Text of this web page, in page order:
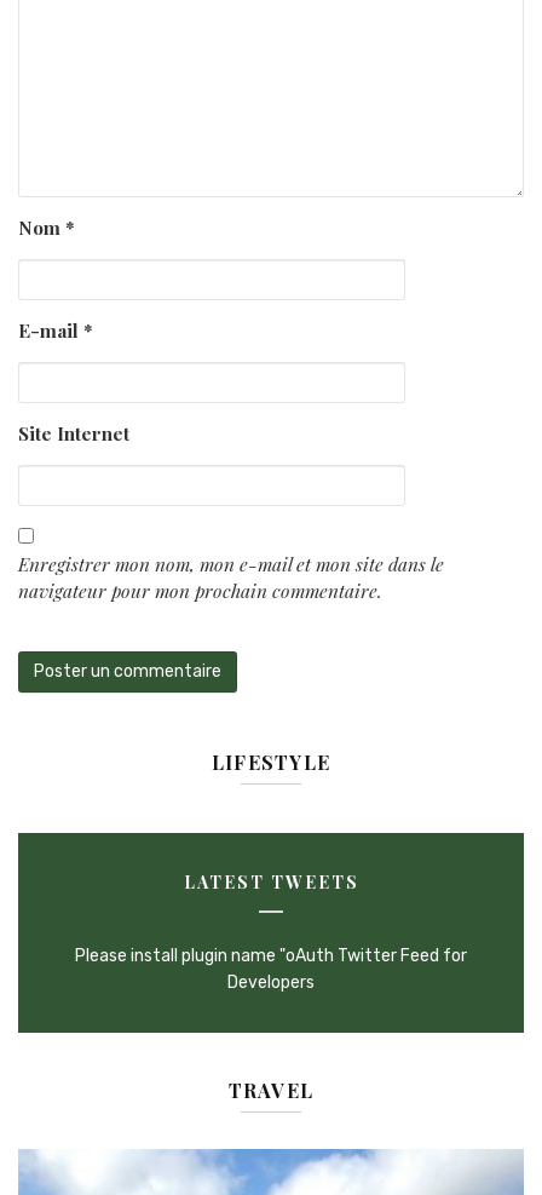
Nom *
E-mail *
Site Internet
Enregistrer mon nom, mon e-mail et mon site dans le
navigateur pour mon prochain commentaire.
LIFESTYLE
LATEST TWEETS
Please install plugin name "oAuth Twitter Feed for
Developers
TRAVEL